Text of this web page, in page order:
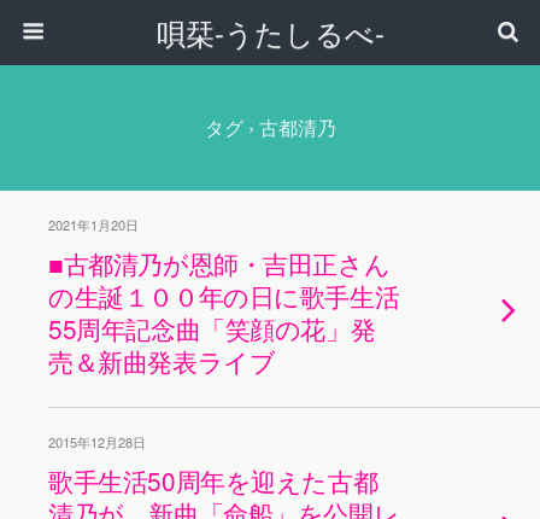
唄栞-うたしるべ-
タグ › 古都清乃
2021年1月20日
■古都清乃が恩師・吉田正さん
の生誕１００年の日に歌手生活
55周年記念曲「笑顔の花」発
売＆新曲発表ライブ
2015年12月28日
歌手生活50周年を迎えた古都